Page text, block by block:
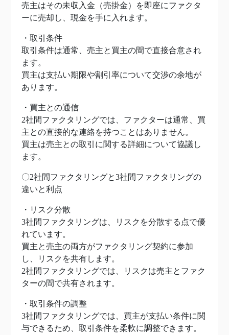
売主はその未収入金（売掛金）を即座にファクタ
ーに売却し、現金を手に入れます。
・取引条件
取引条件は通常、売主と買主の間で直接合意され
ます。
買主は支払い期限や割引率について交渉の余地が
あります。
・買主との通信
2社間ファクタリングでは、ファクターは通常、買
主との直接的な連絡を持つことはありません。
買主は売主との取引に関する詳細について協議し
ます。
〇2社間ファクタリングと3社間ファクタリングの
違いと利点
・リスク分散
3社間ファクタリングは、リスクを分散する点で優
れています。
買主と売主の両方がファクタリング契約に参加
し、リスクを共有します。
2社間ファクタリングでは、リスクは売主とファク
ターの間で共有されます。
・取引条件の調整
3社間ファクタリングでは、買主が支払い条件に関
与できるため、取引条件を柔軟に調整できます。